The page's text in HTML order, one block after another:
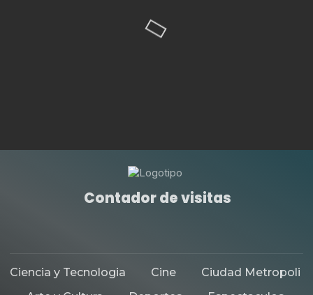
Contador de visitas
Ciencia y Tecnologia Cine
Ciudad Metropoli